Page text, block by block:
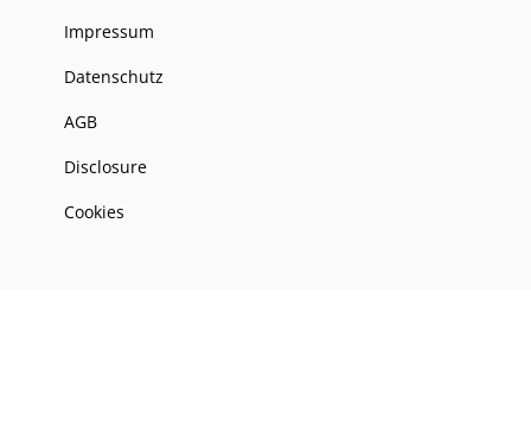
Impressum
Datenschutz
AGB
Disclosure
Cookies